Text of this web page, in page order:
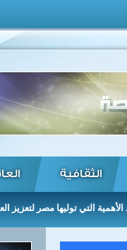
الثقافية
توليها مصر لتعزيز